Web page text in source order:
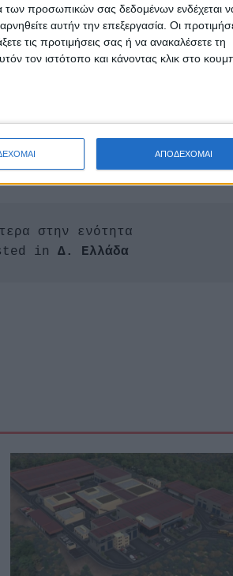
των προσωπικών σας δεδομένων ενδέχεται
αυτήν την επεξεργασία. Οι
τις προτιμήσεις σας ή να ανακαλέσετε τη
τον ιστότοπο και κάνοντας κλικ στο
ΑΠΟΔΕΧΟΜΑΙ
Εφαρμογής Δασικής
Λ.Σ. – ΕΛ. ΑΚΤ, 6η ΕΜΟ.Δ.Ε.,
Δυτικής Ελλάδας,
στην ενότητα
in Δ. Ελλάδα